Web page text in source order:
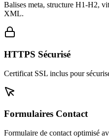
Balises meta, structure H1-H2,
XML.
HTTPS Sécurisé
Certificat SSL inclus pour
Formulaires Contact
Formulaire de contact optimisé